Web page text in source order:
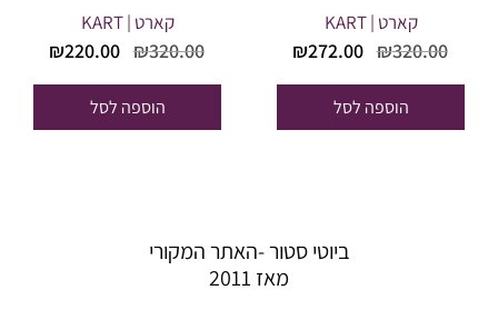
קארט | KART
₪320.00
המחיר
היה:
₪320.00.
₪272.00
הוספה לסל
קארט | KART
₪320.00
המחיר
היה:
₪320.00.
₪220.00
הוספה לסל
ביוטי סטור -האתר המקורי
מאז 2011